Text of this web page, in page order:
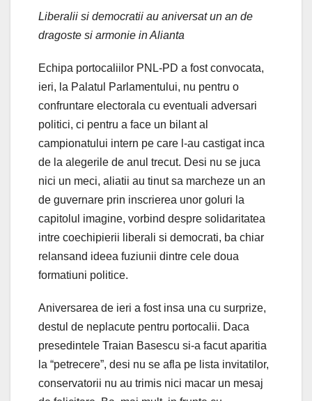
Liberalii si democratii au aniversat un an de
dragoste si armonie in Alianta
Echipa portocaliilor PNL-PD a fost convocata,
ieri, la Palatul Parlamentului, nu pentru o
confruntare electorala cu eventuali adversari
politici, ci pentru a face un bilant al
campionatului intern pe care l-au castigat inca
de la alegerile de anul trecut. Desi nu se juca
nici un meci, aliatii au tinut sa marcheze un an
de guvernare prin inscrierea unor goluri la
capitolul imagine, vorbind despre solidaritatea
intre coechipierii liberali si democrati, ba chiar
relansand ideea fuziunii dintre cele doua
formatiuni politice.
Aniversarea de ieri a fost insa una cu surprize,
destul de neplacute pentru portocalii. Daca
presedintele Traian Basescu si-a facut aparitia
la “petrecere”, desi nu se afla pe lista invitatilor,
conservatorii nu au trimis nici macar un mesaj